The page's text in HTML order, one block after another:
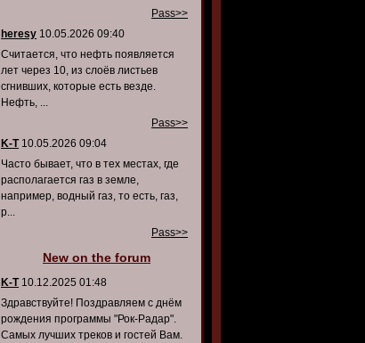
Pass>>
heresy 10.05.2026 09:40
Считается, что нефть появляется
лет через 10, из слоёв листьев
сгнивших, которые есть везде.
Нефть, ...
Pass>>
K-T10.05.2026 09:04
Часто бывает, что в тех местах, где
располагается газ в земле,
например, водный газ, то есть, газ,
р...
Pass>>
New on the forum
K-T10.12.2025 01:48
Здравствуйте! Поздравляем с днём
рождения программы "Рок-Радар".
Самых лучших треков и гостей Вам.